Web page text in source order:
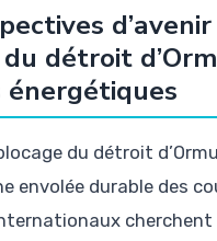
détroit
énergétiques
du détroit
envolée durable des
cherchent